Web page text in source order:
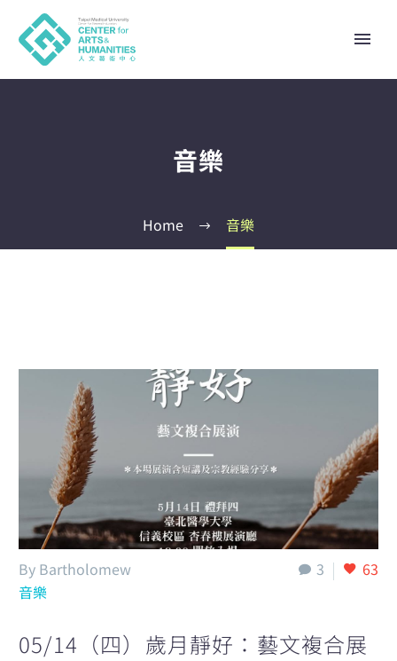
English
音樂
Home 音樂
3 63
By Bartholomew
音樂
05/14（四）歲月靜好：藝文複合展